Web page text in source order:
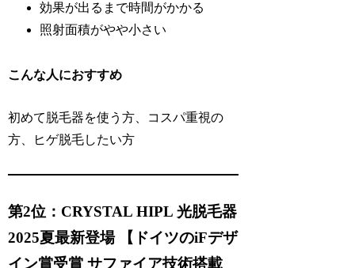
効果が出るまで時間がかかる
照射面積がやや小さい
こんな人におすすめ
初めて脱毛器を使う方、コスパ重視の
方、ヒゲ脱毛したい方
第2位：CRYSTAL HIPL 光脱毛器
2025夏最新登場 【ドイツのiFデザ
イン賞受賞 サファイア技術搭載